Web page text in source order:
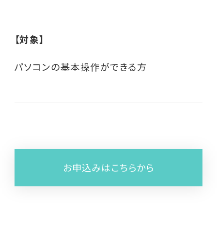
くらし応援ナビTokyo
【対象】
パソコンの基本操作ができる方
お申込みはこちらから